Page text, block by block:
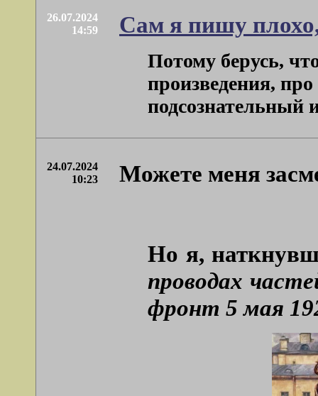
26.07.2024
14:59
Сам я пишу плохо,
Потому берусь,
произведения,
подсознательный
24.07.2024
10:23
Можете меня
Но я,
проводах
фронт 5 мая